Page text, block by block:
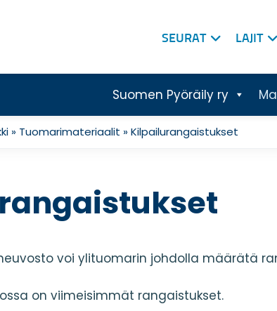
SEURAT LAJIT
Suomen Pyöräily ry
» Tuomarimateriaalit »Kilpailurangaistukset
voi ylituomarin johdolla määrätä
on viimeisimmät rangaistukset.